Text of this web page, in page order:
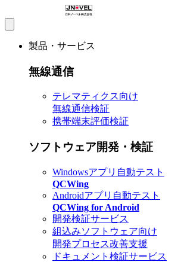
製品・サービス
無線通信
テレマティクス向け
無線通信検証
携帯端末評価検証
ソフトウェア開発・検証
Windowsアプリ自動テスト
QCWing
Androidアプリ自動テスト
QCWing for Android
開発検証サービス
組込みソフトウェア向け
開発プロセス改善支援
ドキュメント検証サービス